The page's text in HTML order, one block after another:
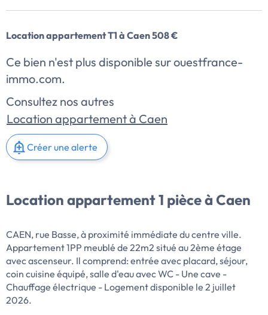
Location appartement T1 à Caen 508 €
Ce bien n'est plus disponible sur ouestfrance-
immo.com.
Consultez nos autres
Location appartement à Caen
Créer une alerte
Location appartement 1 pièce à Caen
CAEN, rue Basse, à proximité immédiate du centre ville.
Appartement 1PP meublé de 22m2 situé au 2ème étage
avec ascenseur. Il comprend: entrée avec placard, séjour,
coin cuisine équipé, salle d'eau avec WC - Une cave -
Chauffage électrique - Logement disponible le 2 juillet
2026.